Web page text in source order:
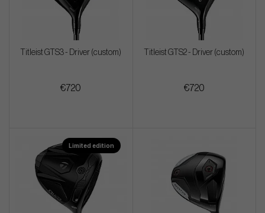
Titleist GTS3 - Driver (custom)
€720
Titleist GTS2 - Driver (custom)
€720
Limited edition